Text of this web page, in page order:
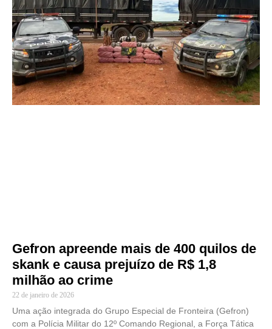
Gefron apreende mais de 400 quilos de
skank e causa prejuízo de R$ 1,8
milhão ao crime
22 de janeiro de 2026
Uma ação integrada do Grupo Especial de Fronteira (Gefron)
com a Polícia Militar do 12º Comando Regional, a Força Tática